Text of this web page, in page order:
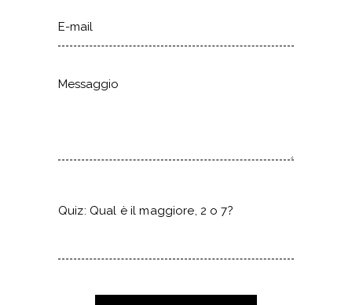
Quiz: Qual è il maggiore, 2 o 7?